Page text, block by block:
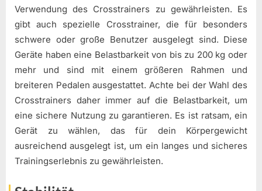
Verwendung des Crosstrainers zu gewährleisten. Es
gibt auch spezielle Crosstrainer, die für besonders
schwere oder große Benutzer ausgelegt sind. Diese
Geräte haben eine Belastbarkeit von bis zu 200 kg oder
mehr und sind mit einem größeren Rahmen und
breiteren Pedalen ausgestattet. Achte bei der Wahl des
Crosstrainers daher immer auf die Belastbarkeit, um
eine sichere Nutzung zu garantieren. Es ist ratsam, ein
Gerät zu wählen, das für dein Körpergewicht
ausreichend ausgelegt ist, um ein langes und sicheres
Trainingserlebnis zu gewährleisten.